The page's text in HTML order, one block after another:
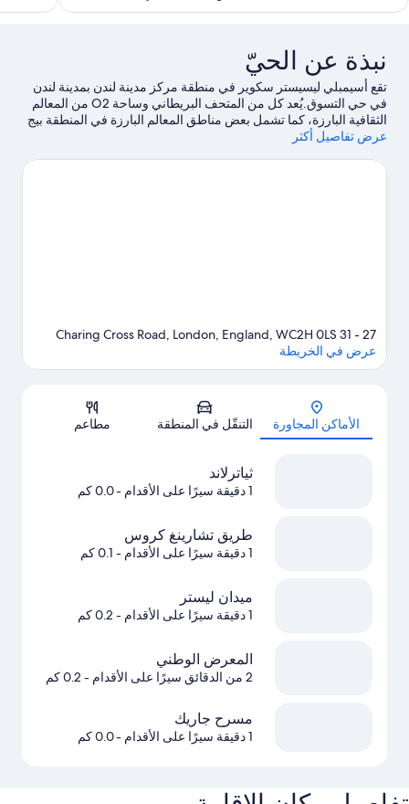
553
نبذة عن الحيّ
تقع أسيمبلي ليسيستر سكوير في منطقة مركز مدينة لندن بمدينة لندن
في حي التسوق.يُعد كل من المتحف البريطاني وساحة O2 من المعالم
الثقافية البارزة، كما تشمل بعض مناطق المعالم البارزة في المنطقة بيج
بن وقصر باكنجهام.هل ترغب في الاستمتاع بحضور حدث أو مشاهدة
النزلاء موقع الفندق وذلك يرجع إلى المعالم السياحية. كما أنه يقع على
عرض تفاصيل أكثر
الخريطة
27 - 31 Charing Cross Road, London, England, WC2H 0LS
عرض في الخريطة
الأماكن المجاورة التنقّل في المنطقة مطاعم
ثياترلاند
1 دقيقة سيرًا على الأقدام - 0.0 كم
طريق تشارينغ كروس
1 دقيقة سيرًا على الأقدام - 0.1 كم
ميدان ليستر
1 دقيقة سيرًا على الأقدام - 0.2 كم
المعرض الوطني
2 من الدقائق سيرًا على الأقدام - 0.2 كم
مسرح جاريك
1 دقيقة سيرًا على الأقدام - 0.0 كم